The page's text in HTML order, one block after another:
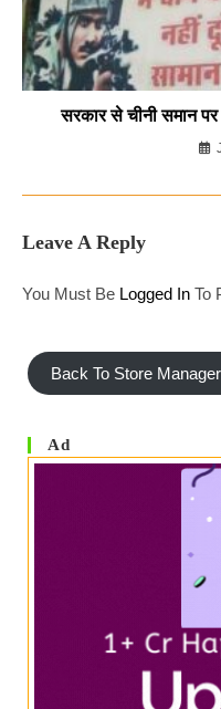
सरकार से चीनी समान
Leave A Reply
You Must Be Logged In To
Back To Store Manager
Ad